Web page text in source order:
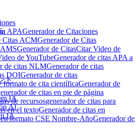
ト
IA
AI
IA
APAGenerador de Citaciones
Citas ACMGenerador de Citas
AMSGenerador de CitasCitar Video de
de YouTubeGenerador de citas APA a
de citas NLMGenerador de citas
DOIGenerador de citas
formato de cita científicaGenerador de
de citas en pie de página
de recursosgenerador de citas para
en el textoGenerador de citas en
formato CSE Nombre-AñoGenerador de